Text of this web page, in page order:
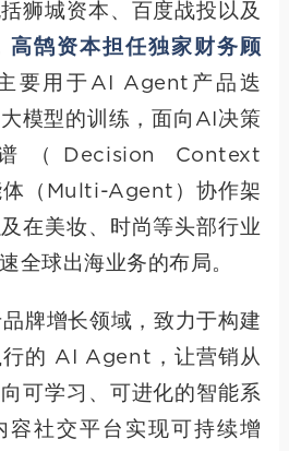
狮城资本、百度战投以及
高鹄资本担任独家财务顾
要用于AI Agent产品迭
模型的训练，面向AI决策
Decision Context
（Multi-Agent）协作架
在美妆、时尚等头部行业
全球出海业务的布局。
牌增长领域，致力于构建
行的 AI Agent，让营销从
可学习、可进化的智能系
容社交平台实现可持续增